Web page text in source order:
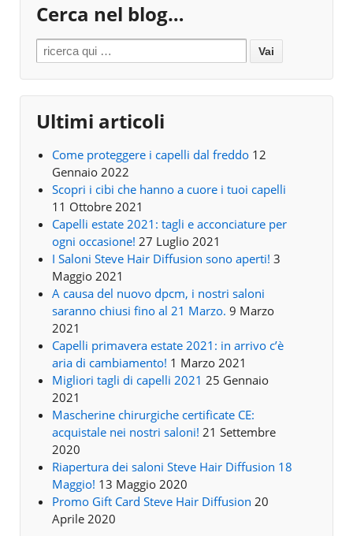
Cerca nel blog…
Search for:
Ultimi articoli
Come proteggere i capelli dal freddo 12
Gennaio 2022
Scopri i cibi che hanno a cuore i tuoi capelli
11 Ottobre 2021
Capelli estate 2021: tagli e acconciature per
ogni occasione! 27 Luglio 2021
I Saloni Steve Hair Diffusion sono aperti! 3
Maggio 2021
A causa del nuovo dpcm, i nostri saloni
saranno chiusi fino al 21 Marzo. 9 Marzo
2021
Capelli primavera estate 2021: in arrivo c’è
aria di cambiamento! 1 Marzo 2021
Migliori tagli di capelli 2021 25 Gennaio
2021
Mascherine chirurgiche certificate CE:
acquistale nei nostri saloni! 21 Settembre
2020
Riapertura dei saloni Steve Hair Diffusion 18
Maggio! 13 Maggio 2020
Promo Gift Card Steve Hair Diffusion 20
Aprile 2020